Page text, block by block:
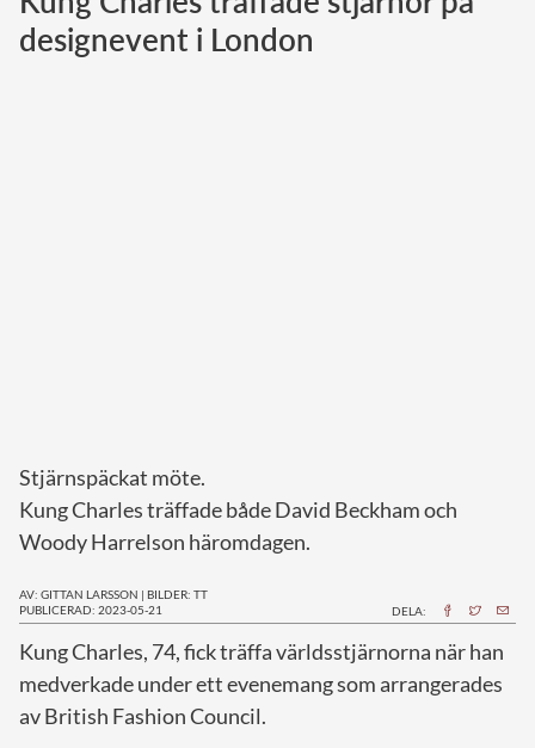
Norska kungahuset
designevent i London
Stjärnspäckat möte.
Kung Charles träffade både David Beckham och
Woody Harrelson häromdagen.
AV: GITTAN LARSSON | BILDER: TT
PUBLICERAD: 2023-05-21
DELA:
Kung Charles, 74, fick träffa världsstjärnorna när han
medverkade under ett evenemang som arrangerades
av British Fashion Council.